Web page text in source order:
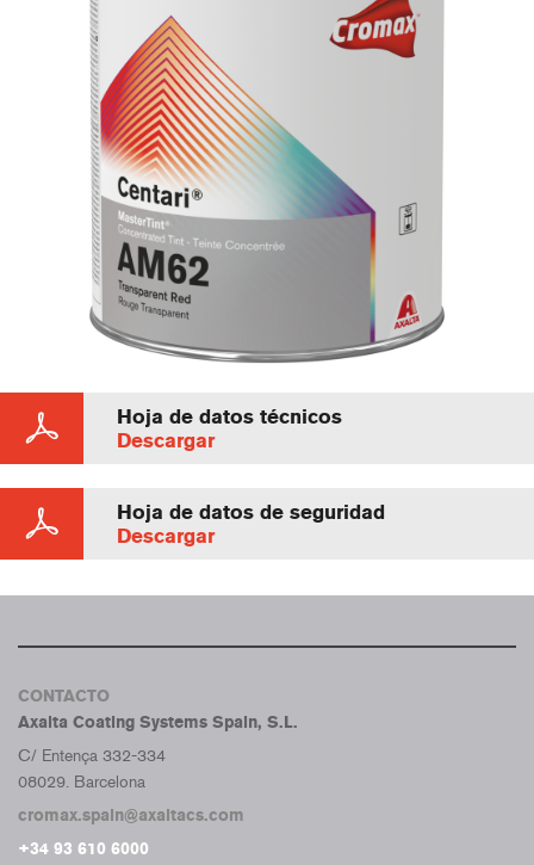
Hoja de datos técnicos
Descargar
Hoja de datos de seguridad
Descargar
CONTACTO
Axalta Coating Systems Spain, S.L.
C/ Entença 332-334
08029. Barcelona
cromax.spain@axaltacs.com
+34 93 610 6000